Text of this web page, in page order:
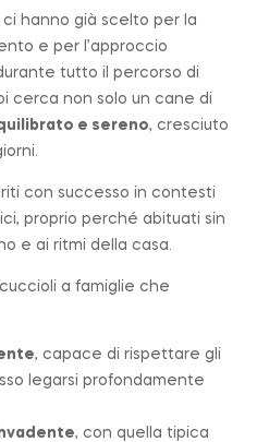
hanno già scelto per la
e per l’approccio
tutto il percorso di
cerca non solo un cane di
e sereno, cresciuto
con successo in contesti
proprio perché abituati sin
e ai ritmi della casa.
a famiglie che
, capace di rispettare gli
legarsi profondamente
, con quella tipica